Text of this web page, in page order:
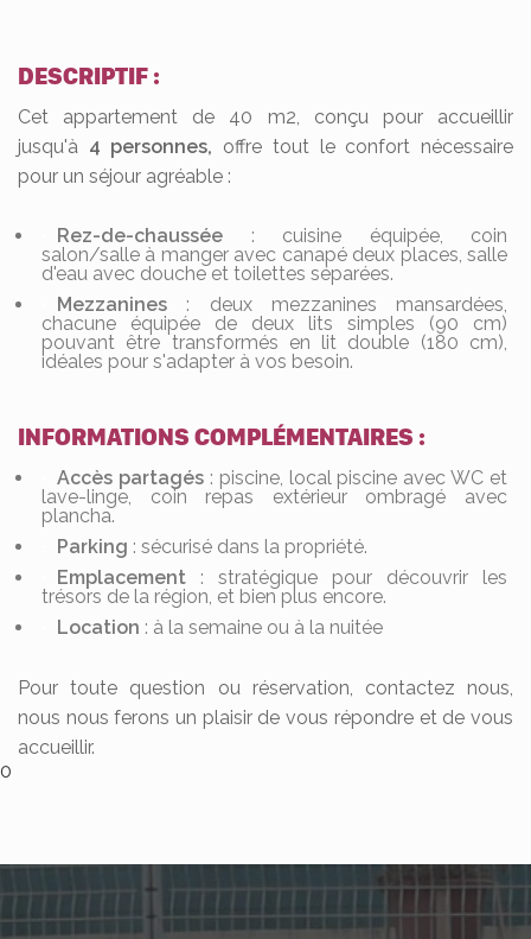
DESCRIPTIF :
Cet appartement de 40 m2, conçu pour accueillir
jusqu'à 4 personnes, offre tout le confort nécessaire
pour un séjour agréable :
Rez-de-chaussée : cuisine équipée, coin
salon/salle à manger avec canapé deux places, salle
d'eau avec douche et toilettes séparées.
Mezzanines : deux mezzanines mansardées,
chacune équipée de deux lits simples (90 cm)
pouvant être transformés en lit double (180 cm),
idéales pour s'adapter à vos besoin.
INFORMATIONS COMPLÉMENTAIRES :
Accès partagés: piscine, local piscine avec WC et
lave-linge, coin repas extérieur ombragé avec
plancha.
Parking : sécurisé dans la propriété.
Emplacement : stratégique pour découvrir les
trésors de la région, et bien plus encore.
Location : à la semaine ou à la nuitée
Pour toute question ou réservation, contactez nous,
nous nous ferons un plaisir de vous répondre et de vous
accueillir.
0